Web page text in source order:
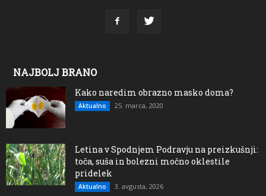
NAJBOLJ BRANO
Kako naredim obrazno masko doma?
Aktualno 25. marca, 2020
Letina v Spodnjem Podravju na preizkušnji:
toča, suša in bolezni močno oklestile
pridelek
Aktualno 3. avgusta, 2026